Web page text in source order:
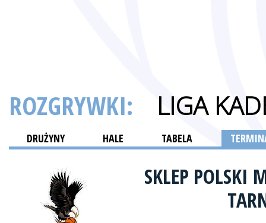
ROZGRYWKI: LIGA
DRUŻYNY HALE TABELA
SKLEP POLSKI